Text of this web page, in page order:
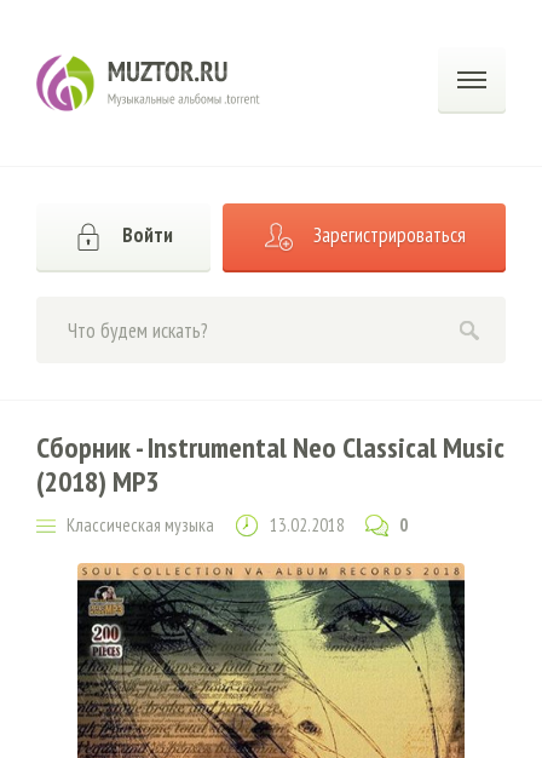
Войти Зарегистрироваться
Сборник - Instrumental Neo Classical Music
(2018) MP3
Классическая музыка 13.02.2018 0